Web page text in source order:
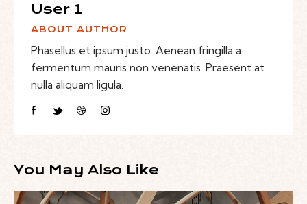
User 1
ABOUT AUTHOR
Phasellus et ipsum justo. Aenean fringilla a
fermentum mauris non venenatis. Praesent at
nulla aliquam ligula.
You May Also Like